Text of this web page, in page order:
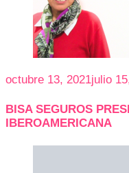
octubre 13, 2021julio
BISA SEGUROS
IBEROAMERICANA